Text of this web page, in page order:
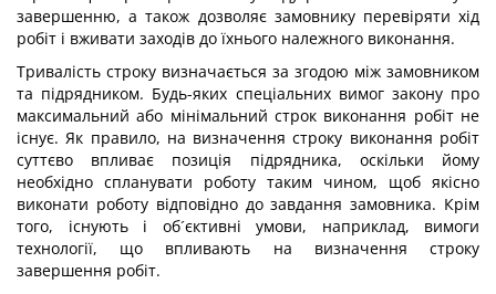
завершенню, а також дозволяє замовнику перевіряти хід
робіт і вживати заходів до їхнього належного виконання.
Тривалість строку визначається за згодою між замовником
та підрядником. Будь-яких спеціальних вимог закону про
максимальний або мінімальний строк виконання робіт не
існує. Як правило, на визначення строку виконання робіт
суттєво впливає позиція підрядника, оскільки йому
необхідно спланувати роботу таким чином, щоб якісно
виконати роботу відповідно до завдання замовника. Крім
того, існують і об´єктивні умови, наприклад, вимоги
технології, що впливають на визначення строку
завершення робіт.